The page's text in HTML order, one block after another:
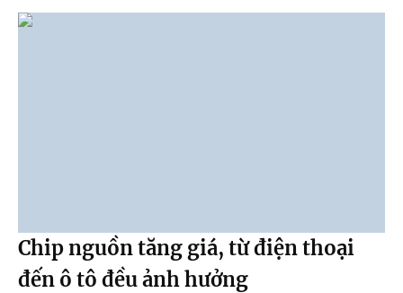
Chip nguồn tăng giá, từ điện thoại
đến ô tô đều ảnh hưởng